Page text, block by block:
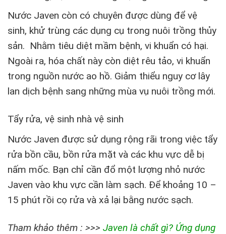
Nước Javen còn có chuyên được dùng để vệ
sinh, khử trùng các dụng cụ trong nuôi trồng thủy
sản. Nhằm tiêu diệt mầm bệnh, vi khuẩn có hại.
Ngoài ra, hóa chất này còn diệt rêu tảo, vi khuẩn
trong nguồn nước ao hồ. Giảm thiểu nguy cơ lây
lan dịch bệnh sang những mùa vụ nuôi trồng mới.
Tẩy rửa, vệ sinh nhà vệ sinh
Nước Javen được sử dụng rộng rãi trong việc tẩy
rửa bồn cầu, bồn rửa mặt và các khu vực dễ bị
nấm mốc. Bạn chỉ cần đổ một lượng nhỏ nước
Javen vào khu vực cần làm sạch. Để khoảng 10 –
15 phút rồi cọ rửa và xả lại bằng nước sạch.
Tham khảo thêm : >>> Javen là chất gì? Ứng dụng